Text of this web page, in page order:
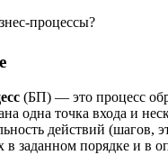
процессы?
(БП) — это процесс
одна точка входа и
действий (шагов,
в заданном порядке и в